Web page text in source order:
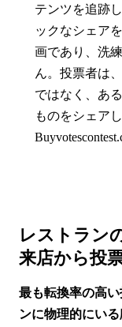
テンツを追跡
ックなシェア
画であり、洗
ん。投票者は
ではなく、あ
ものをシェア
レストラン
来店から投
最も転換率の高
ンに物理的にい